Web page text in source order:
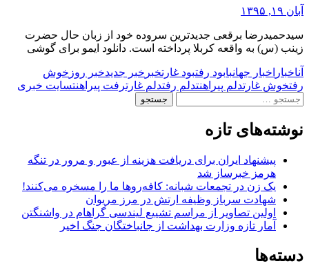
آبان ۱۹, ۱۳۹۵
سیدحمیدرضا برقعی جدیدترین سروده خود از زبان حال حضرت
زینب (س) به واقعه کربلا پرداخته است. دانلود ایمو برای گوشی
آناخبار اخبار جهانبابود رفتبود غارتخبر خبر جدیدخبر روز خوش
رفتخوش غارتدلم پیراهنتدلم رفتدلم غارترفت پیراهنتسایت خبری
جستجو
نوشته‌های تازه
پیشنهاد ایران برای دریافت هزینه از عبور و مرور در تنگه
هرمز خبرساز شد
یک زن در تجمعات شبانه: کافه‌روها ما را مسخره می‌کنند!
شهادت سرباز وظیفه ارتش در مرز مریوان
اولین تصاویر از مراسم تشییع لیندسی گراهام در واشنگتن
آمار تازه وزارت بهداشت از جانباختگان جنگ اخیر
دسته‌ها